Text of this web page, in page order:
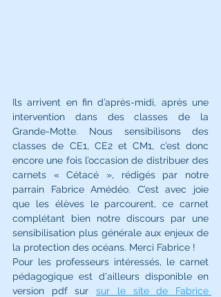
Ils arrivent en fin d’après-midi, après une
intervention dans des classes de la
Grande-Motte. Nous sensibilisons des
classes de CE1, CE2 et CM1, c’est donc
encore une fois l’occasion de distribuer des
carnets « Cétacé », rédigés par notre
parrain Fabrice Amédéo. C’est avec joie
que les élèves le parcourent, ce carnet
complétant bien notre discours par une
sensibilisation plus générale aux enjeux de
la protection des océans. Merci Fabrice !
Pour les professeurs intéressés, le carnet
pédagogique est d'ailleurs disponible en
version pdf sur sur le site de Fabrice